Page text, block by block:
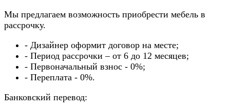
Мы предлагаем возможность приобрести мебель в
рассрочку.
- Дизайнер оформит договор на месте;
- Период рассрочки – от 6 до 12 месяцев;
- Первоначальный взнос - 0%;
- Переплата - 0%.
Банковский перевод: